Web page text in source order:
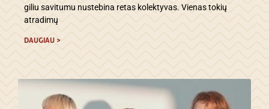
giliu savitumu nustebina retas kolektyvas. Vienas tokių
atradimų
DAUGIAU >